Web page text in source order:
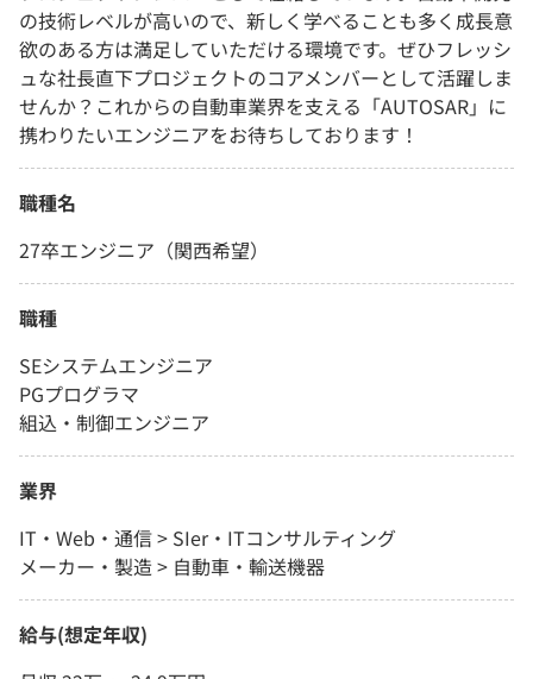
の技術レベルが高いので、新しく学べることも多く成長意
欲のある方は満足していただける環境です。ぜひフレッシ
ュな社長直下プロジェクトのコアメンバーとして活躍しま
せんか？これからの自動車業界を支える「AUTOSAR」に
携わりたいエンジニアをお待ちしております！
職種名
27卒エンジニア（関西希望）
職種
SEシステムエンジニア
PGプログラマ
組込・制御エンジニア
業界
IT・Web・通信 > SIer・ITコンサルティング
メーカー・製造 > 自動車・輸送機器
給与(想定年収)